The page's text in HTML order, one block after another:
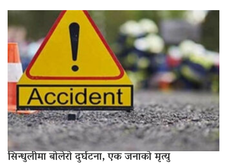
सिन्धुलीमा बोलेरो दुर्घटना, एक जनाको मृत्यु